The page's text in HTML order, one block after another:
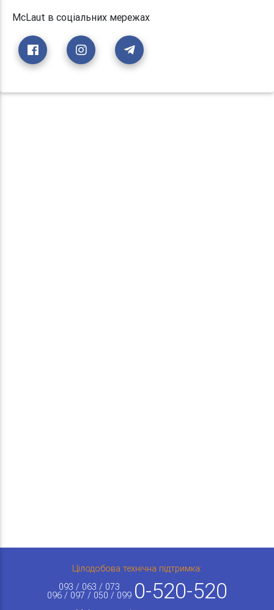
McLaut в соціальних мережах
Цілодобова технічна підтримка:
093 / 063 / 073
096 / 097 / 050 / 099 0-520-520